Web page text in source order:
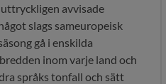
avvisade
slags sameuropeisk
gå i enskilda
inom varje land och
språks tonfall och sätt